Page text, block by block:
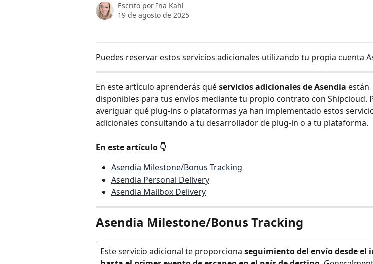
Escrito por Ina Kahl
19 de agosto de 2025
Puedes reservar estos servicios adicionales utilizando tu propia cuenta
En este artículo aprenderás qué servicios adicionales de Asendia están
disponibles para tus envíos mediante tu propio contrato con Shipcloud.
averiguar qué plug-ins o plataformas ya han implementado estos
adicionales consultando a tu desarrollador de plug-in o a tu plataforma.
En este artículo 👇
Asendia Milestone/Bonus Tracking
Asendia Personal Delivery
Asendia Mailbox Delivery
Asendia Milestone/Bonus Tracking
Este servicio adicional te proporciona seguimiento del envío desde el